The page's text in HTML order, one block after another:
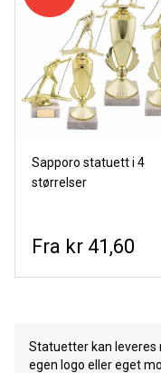
Sapporo statuett i 4
størrelser
kr 41,60
Statuetter kan leveres
egen logo eller eget